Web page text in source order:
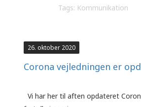
Tags: Kommunikation
26. oktober 2020
Corona vejledningen er
Vi har her til aften opdateret